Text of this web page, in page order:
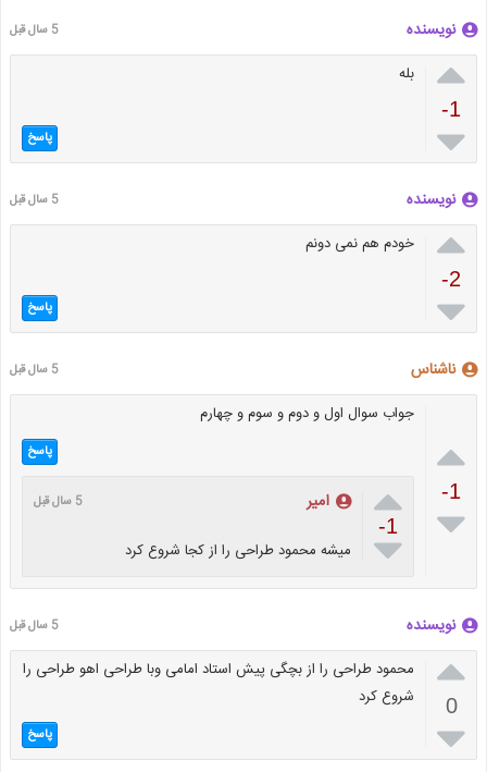
نویسنده 5 سال قبل

-1

بله
پاسخ
نویسنده 5 سال قبل

-2

خودم هم نمی دونم
پاسخ
ناشناس 5 سال قبل

-1

جواب سوال اول و دوم و سوم و چهارم
پاسخ

-1

امیر 5 سال قبل
میشه محمود طراحی را از کجا شروع کرد
نویسنده 5 سال قبل

0

محمود طراحی را از بچگی پیش استاد امامی وبا طراحی اهو طراحی را
شروع کرد
پاسخ